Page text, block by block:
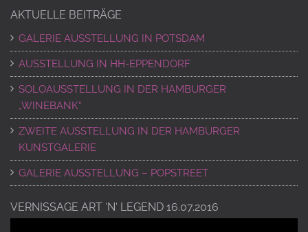
AKTUELLE BEITRÄGE
GALERIE AUSSTELLUNG IN POTSDAM
AUSSTELLUNG IN HH-EPPENDORF
SOLOAUSSTELLUNG IN DER HAMBURGER
„WINEBANK“
ZWEITE AUSSTELLUNG IN DER HAMBURGER
KUNSTGALERIE
GALERIE AUSSTELLUNG – POPSTREET
VERNISSAGE ART ‘N‘ LEGEND 16.07.2016